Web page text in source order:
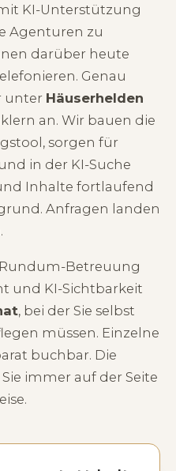
KI-Unterstützung
Agenturen zu
darüber heute
Genau
unter Häuserhelden
an. Wir bauen die
sorgen für
in der KI-Suche
Inhalte fortlaufend
Anfragen landen
Betreuung
und KI-Sichtbarkeit
, bei der Sie selbst
müssen. Einzelne
buchbar. Die
immer auf der Seite
.